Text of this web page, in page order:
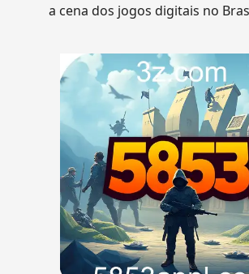
a cena dos jogos digitais no